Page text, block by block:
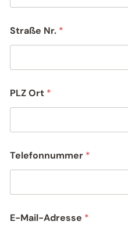
Straße Nr. *
PLZ Ort *
Telefonnummer *
E-Mail-Adresse *